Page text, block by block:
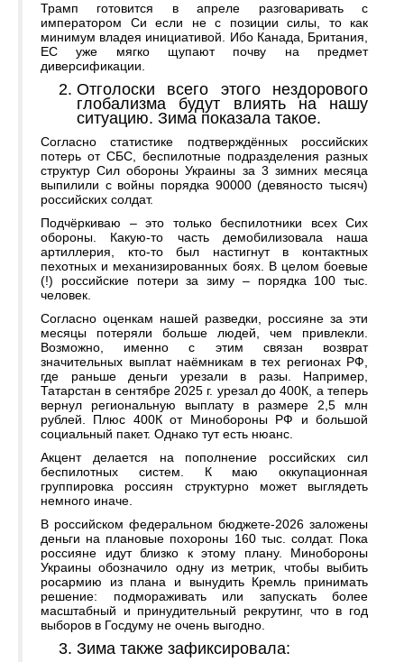
Трамп готовится в апреле разговаривать с
императором Си если не с позиции силы, то как
минимум владея инициативой. Ибо Канада, Британия,
ЕС уже мягко щупают почву на предмет
диверсификации.
Отголоски всего этого нездорового
глобализма будут влиять на нашу
ситуацию. Зима показала такое.
Согласно статистике подтверждённых российских
потерь от СБС, беспилотные подразделения разных
структур Сил обороны Украины за 3 зимних месяца
выпилили с войны порядка 90000 (девяносто тысяч)
российских солдат.
Подчёркиваю – это только беспилотники всех Сих
обороны. Какую-то часть демобилизовала наша
артиллерия, кто-то был настигнут в контактных
пехотных и механизированных боях. В целом боевые
(!) российские потери за зиму – порядка 100 тыс.
человек.
Согласно оценкам нашей разведки, россияне за эти
месяцы потеряли больше людей, чем привлекли.
Возможно, именно с этим связан возврат
значительных выплат наёмникам в тех регионах РФ,
где раньше деньги урезали в разы. Например,
Татарстан в сентябре 2025 г. урезал до 400К, а теперь
вернул региональную выплату в размере 2,5 млн
рублей. Плюс 400К от Минобороны РФ и большой
социальный пакет. Однако тут есть нюанс.
Акцент делается на пополнение российских сил
беспилотных систем. К маю оккупационная
группировка россиян структурно может выглядеть
немного иначе.
В российском федеральном бюджете-2026 заложены
деньги на плановые похороны 160 тыс. солдат. Пока
россияне идут близко к этому плану. Минобороны
Украины обозначило одну из метрик, чтобы выбить
росармию из плана и вынудить Кремль принимать
решение: подмораживать или запускать более
масштабный и принудительный рекрутинг, что в год
выборов в Госдуму не очень выгодно.
Зима также зафиксировала: